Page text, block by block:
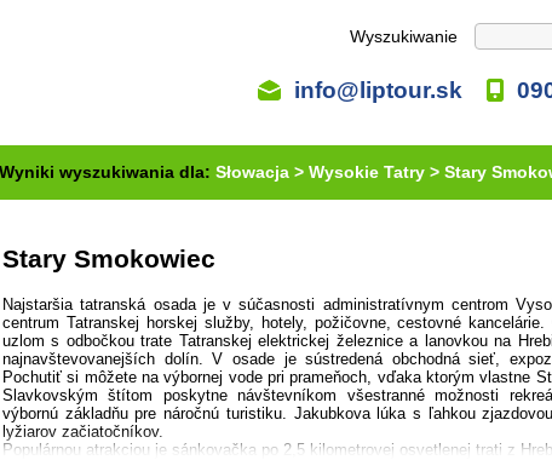
Wyszukiwanie
info@liptour.sk
Wyniki wyszukiwania dla: Słowacja > Wysokie Tatry > Stary
Stary Smokowiec
Najstaršia tatranská osada je v súčasnosti administratívnym centrom
centrum Tatranskej horskej služby, hotely, požičovne, cestovné
uzlom s odbočkou trate Tatranskej elektrickej železnice a lanovkou na
najnavštevovanejších dolín. V osade je sústredená obchodná sieť,
Pochutiť si môžete na výbornej vode pri prameňoch, vďaka ktorým vlastne
Slavkovským štítom poskytne návštevníkom všestranné možnosti
výbornú základňu pre náročnú turistiku. Jakubkova lúka s ľahkou
lyžiarov začiatočníkov.
Populárnou atrakciou je sánkovačka po 2,5 kilometrovej osvetlenej trati z